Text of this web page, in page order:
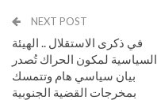
NEXT POST
في ذكرى الاستقلال .. الهيئة
السياسية لمكون الحراك تُصدر
بيان سياسي هام وتتمسك
بمخرجات القضية الجنوبية